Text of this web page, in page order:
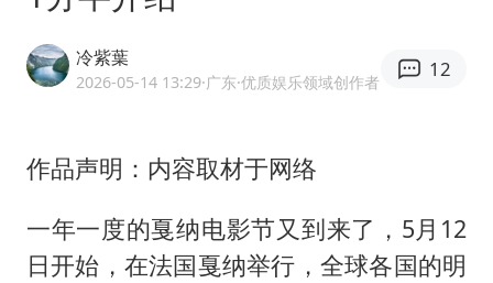
郑丽文：台湾从来没有“独立”过
酒店回应车内过夜被收150元
杭州全市有序停课
冷紫葉
2026-05-14 13:29·广东·优质娱乐领域创作者
12
作品声明：内容取材于网络
一年一度的戛纳电影节又到来了，5月12
日开始，在法国戛纳举行，全球各国的明